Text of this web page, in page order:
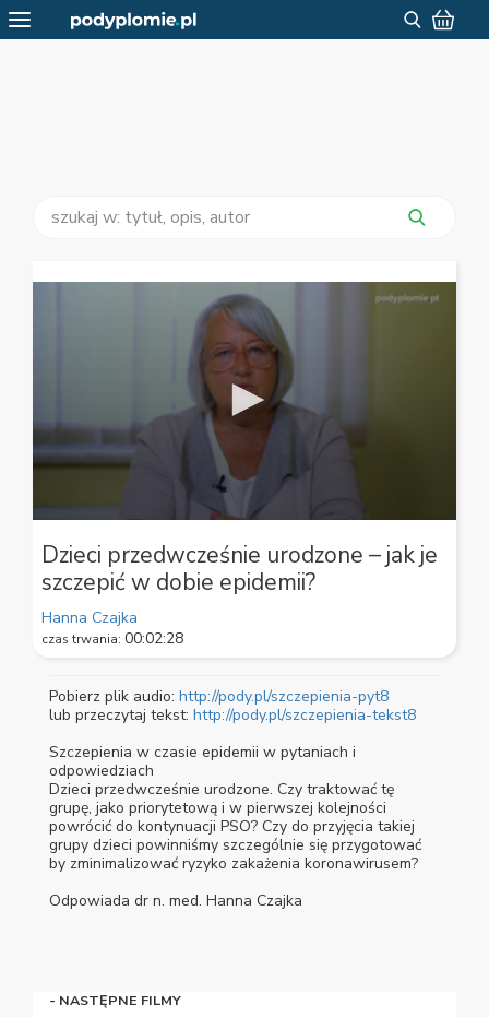
seconds
of
28
seconds
Dzieci przedwcześnie urodzone – jak je
szczepić w dobie epidemii?
Hanna Czajka
czas trwania: 00:02:28
Pobierz plik audio: http://pody.pl/szczepienia-pyt8
lub przeczytaj tekst: http://pody.pl/szczepienia-tekst8
Szczepienia w czasie epidemii w pytaniach i
odpowiedziach
Dzieci przedwcześnie urodzone. Czy traktować tę
grupę, jako priorytetową i w pierwszej kolejności
powrócić do kontynuacji PSO? Czy do przyjęcia takiej
grupy dzieci powinniśmy szczególnie się przygotować
by zminimalizować ryzyko zakażenia koronawirusem?
Odpowiada dr n. med. Hanna Czajka
- NASTĘPNE FILMY